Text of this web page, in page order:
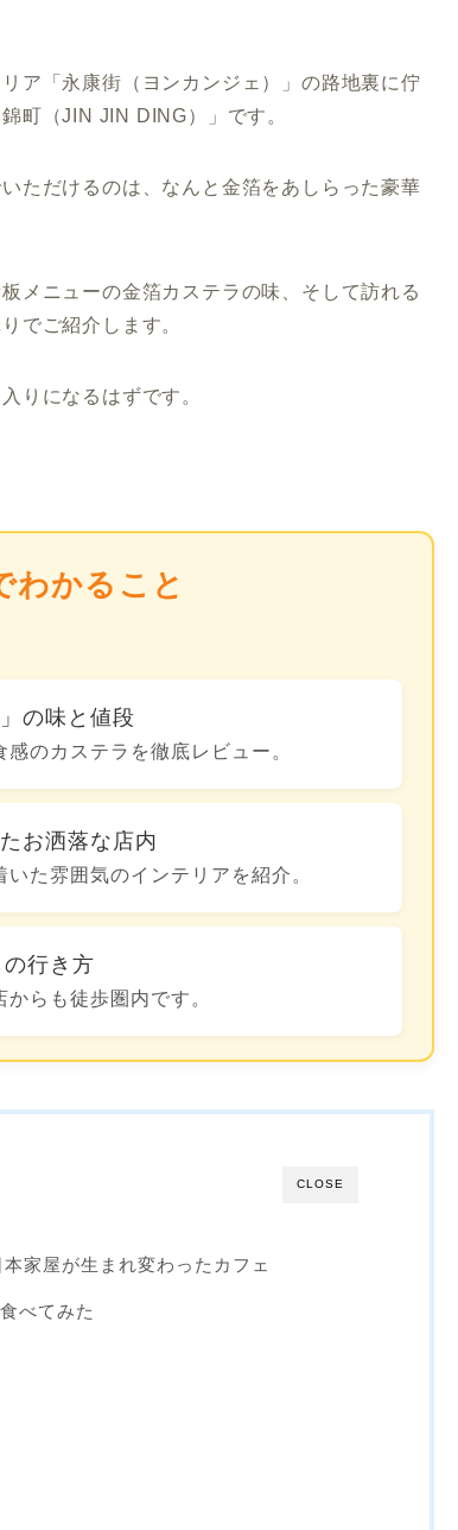
ア「永康街（ヨンカンジェ）」の路地裏に佇
錦町（JIN JIN DING）」 です。
ただけるのは、なんと 金箔をあしらった豪華
メニューの金箔カステラの味、そして訪れる
でご紹介します。
りになるはずです。
わかること
の味と値段
のカステラを徹底レビュー。
お洒落な店内
た雰囲気のインテリアを紹介。
の行き方
らも徒歩圏内です。
CLOSE
家屋が生まれ変わったカフェ
べてみた